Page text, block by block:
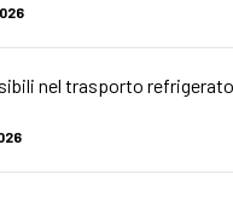
nel trasporto refrigerato